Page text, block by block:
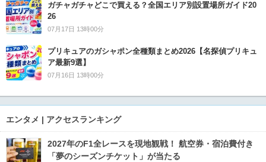
ガチャガチャどこで買える？全国エリア別設置場所ガイド20
26
07月17日 13時00分
プリキュアのガシャポン全種類まとめ2026【名探偵プリキュ
ア最新9選】
07月16日 13時00分
エンタメ | アクセスランキング
2027年のF1全レースを現地観戦！ 航空券・宿泊費付き
「夢のシーズンチケット」が当たる